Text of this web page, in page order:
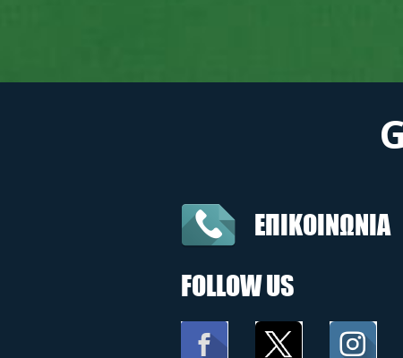
ΕΠΙΚΟΙΝΩΝΙΑ
FOLLOW US